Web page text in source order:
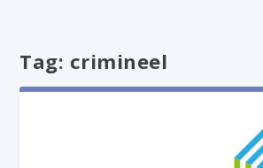
Tag: crimineel